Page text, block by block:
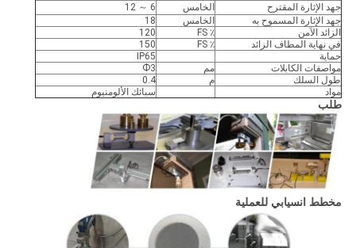
جهد الإثارة المقترح
الخامس
6 ～ 12
جهد الإثارة المسموح به
الخامس
18
الزائد الآمن
٪ FS
120
في نهاية المطاف الزائد
٪ FS
150
حماية
IP65
مواصفات الكابلات
مم
Ф3
طول السلك
م
0.4
مواد
سبائك الألومنيوم
طلب
مخطط انسيابي للعملية